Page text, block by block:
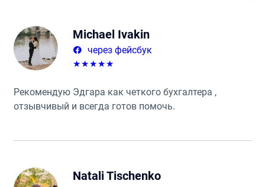
Michael Ivakin
через фейсбук
★★★★★
Рекомендую Эдгара как четкого бухгалтера ,
отзывчивый и всегда готов помочь.
Natali Tischenko